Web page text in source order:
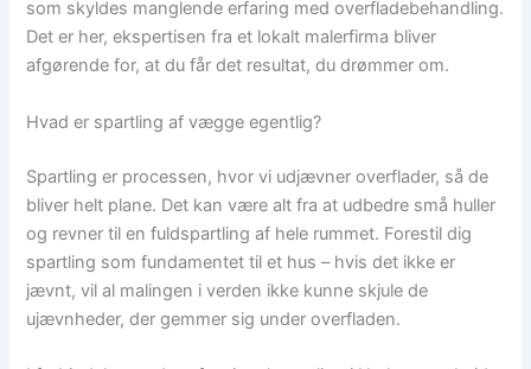
som skyldes manglende erfaring med overfladebehandling.
Det er her, ekspertisen fra et lokalt malerfirma bliver
afgørende for, at du får det resultat, du drømmer om.
Hvad er spartling af vægge egentlig?
Spartling er processen, hvor vi udjævner overflader, så de
bliver helt plane. Det kan være alt fra at udbedre små huller
og revner til en fuldspartling af hele rummet. Forestil dig
spartling som fundamentet til et hus – hvis det ikke er
jævnt, vil al malingen i verden ikke kunne skjule de
ujævnheder, der gemmer sig under overfladen.